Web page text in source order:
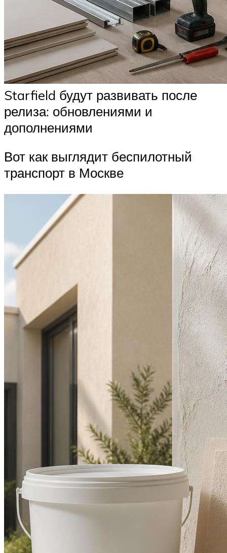
Starfield будут развивать после
релиза: обновлениями и
дополнениями
Вот как выглядит беспилотный
транспорт в Москве